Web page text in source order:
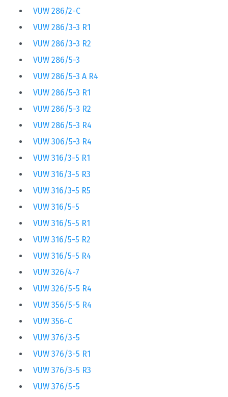
VUW 286/2-C
VUW 286/3-3 R1
VUW 286/3-3 R2
VUW 286/5-3
VUW 286/5-3 A R4
VUW 286/5-3 R1
VUW 286/5-3 R2
VUW 286/5-3 R4
VUW 306/5-3 R4
VUW 316/3-5 R1
VUW 316/3-5 R3
VUW 316/3-5 R5
VUW 316/5-5
VUW 316/5-5 R1
VUW 316/5-5 R2
VUW 316/5-5 R4
VUW 326/4-7
VUW 326/5-5 R4
VUW 356/5-5 R4
VUW 356-C
VUW 376/3-5
VUW 376/3-5 R1
VUW 376/3-5 R3
VUW 376/5-5